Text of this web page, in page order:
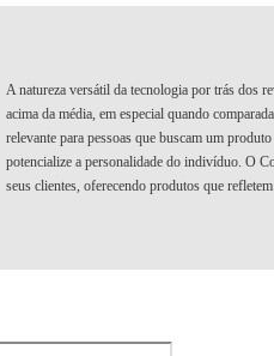
A natureza versátil da tecnologia por trás dos
acima da média, em especial quando
relevante para pessoas que buscam um
potencialize a personalidade do indivíduo. O
seus clientes, oferecendo produtos que